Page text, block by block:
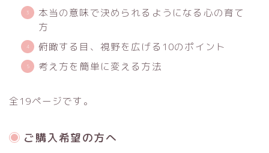
本当の意味で決められるようになる心の育て
方
俯瞰する目、視野を広げる10のポイント
考え方を簡単に変える方法
全19ページです。
ご購入希望の方へ